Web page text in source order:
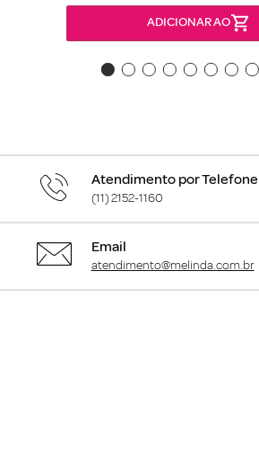
ADICIONAR AO
Atendimento por Telefone
(11) 2152-1160
Email
atendimento@melinda.com.br